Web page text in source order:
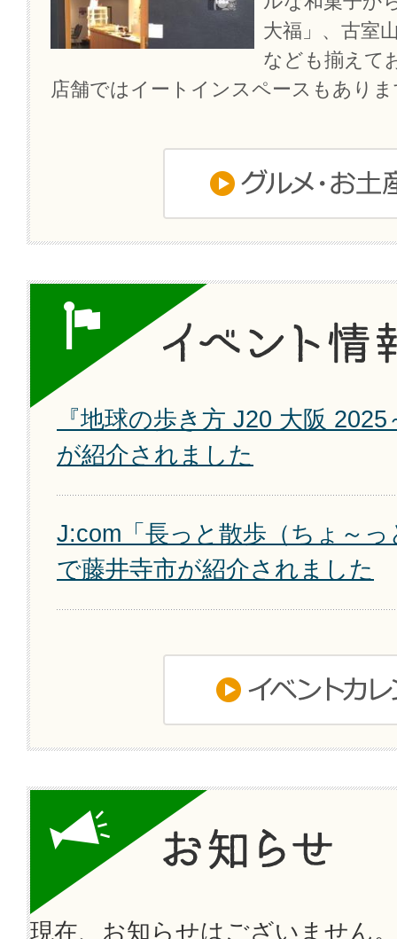
大福」、古室
なども揃えて
店舗ではイートインスペースもあり
『地球の歩き方 J20 大阪
が紹介されました
J:com「長っと散歩（ちょ～
で藤井寺市が紹介されました
現在、お知らせはございません。